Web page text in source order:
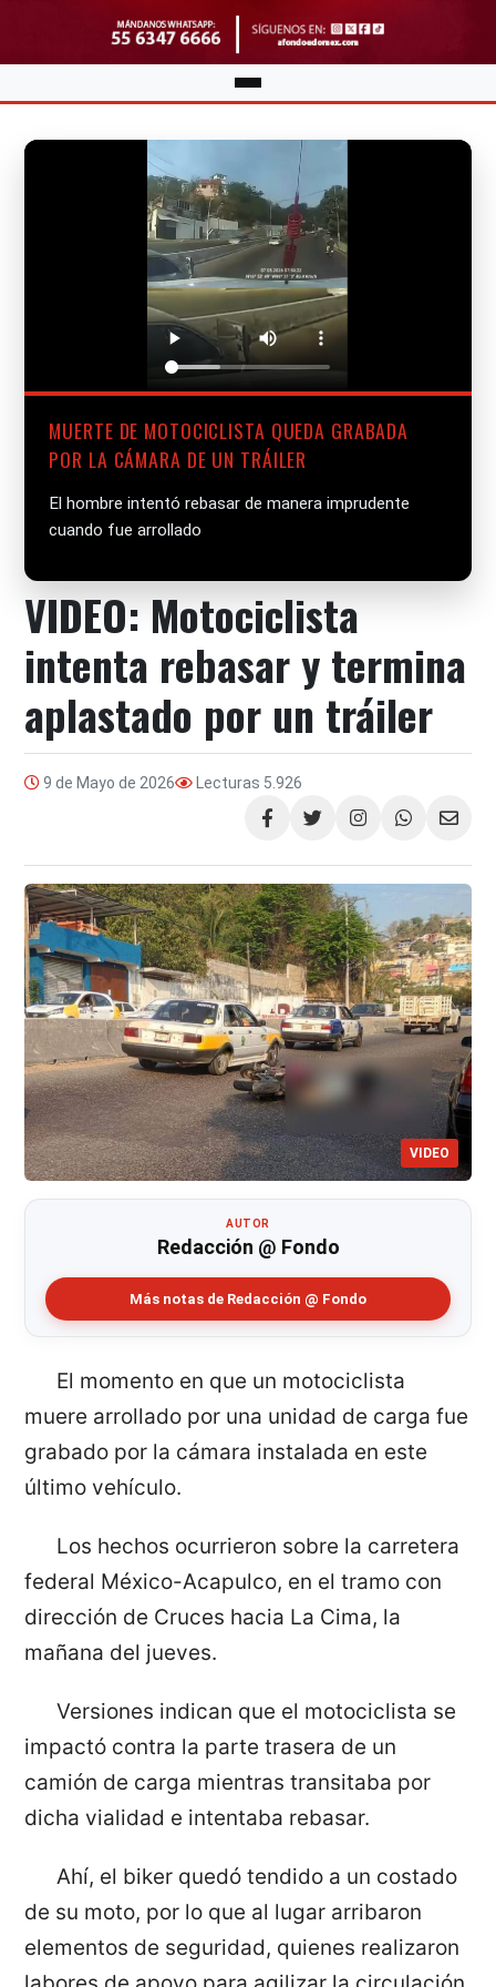
MUERTE DE MOTOCICLISTA QUEDA GRABADA
POR LA CÁMARA DE UN TRÁILER
El hombre intentó rebasar de manera imprudente
cuando fue arrollado
VIDEO: Motociclista
intenta rebasar y termina
aplastado por un tráiler
9 de Mayo de 2026 Lecturas 5.926
Compartir
VIDEO
AUTOR
Redacción @ Fondo
Más notas de Redacción @ Fondo
El momento en que un motociclista
muere arrollado por una unidad de carga fue
grabado por la cámara instalada en este
último vehículo.
Los hechos ocurrieron sobre la carretera
federal México-Acapulco, en el tramo con
dirección de Cruces hacia La Cima, la
mañana del jueves.
Versiones indican que el motociclista se
impactó contra la parte trasera de un
camión de carga mientras transitaba por
dicha vialidad e intentaba rebasar.
Ahí, el biker quedó tendido a un costado
de su moto, por lo que al lugar arribaron
elementos de seguridad, quienes realizaron